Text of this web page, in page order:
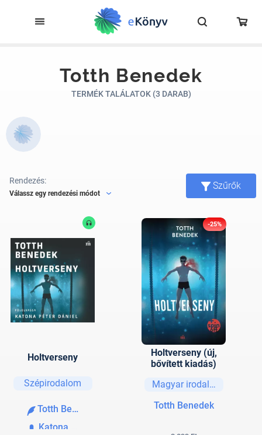
Totth Benedek
TERMÉK TALÁLATOK (3 DARAB)
Rendezés:
Válassz egy rendezési módot
Szűrők
Holtverseny
Szépirodalom
Totth Benedek
Katona Péter Dániel
-25%
Holtverseny (új,
bővített kiadás)
Magyar irodalom
Totth Benedek